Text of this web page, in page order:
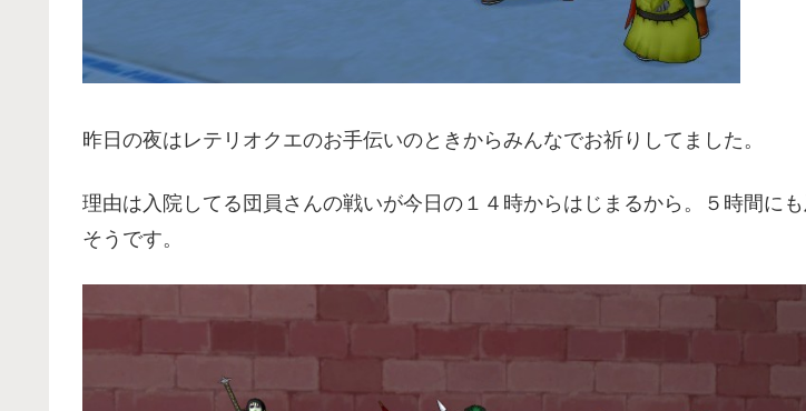
昨日の夜はレテリオクエのお手伝いのときからみんなでお祈りしてました。
理由は入院してる団員さんの戦いが今日の１４時からはじまるから。５時間に
そうです。